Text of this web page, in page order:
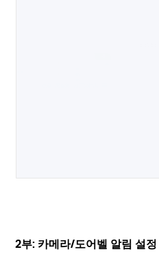
2부: 카메라/도어벨 알림 설정